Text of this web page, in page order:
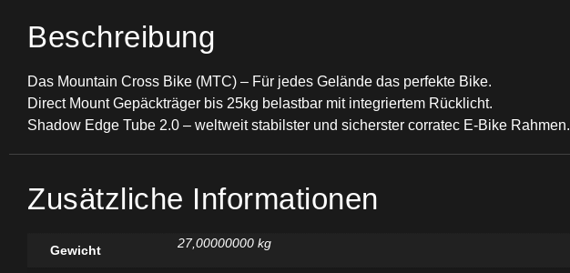
Beschreibung
Das Mountain Cross Bike (MTC) – Für jedes Gelände das perfekte Bike.
Direct Mount Gepäckträger bis 25kg belastbar mit integriertem Rücklicht.
Shadow Edge Tube 2.0 – weltweit stabilster und sicherster corratec E-Bike Rahmen.
Zusätzliche Informationen
Gewicht 27,00000000 kg